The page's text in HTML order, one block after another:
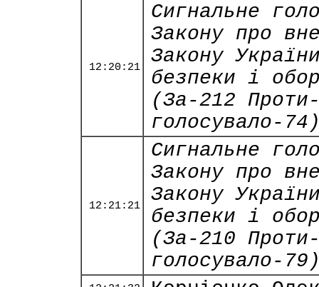
12:20:21
Сигнальне
Закону про
Закону
безпеки і
(За-212
голосувало-
12:21:21
Сигнальне
Закону про
Закону
безпеки і
(За-210
голосувало-